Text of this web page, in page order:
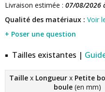
Livraison estimée : 07/08/2026
Qualité des matériaux : Voir
+ Poser une question
Tailles existantes |
Taille x Longueur x Petite
boule (en mm)